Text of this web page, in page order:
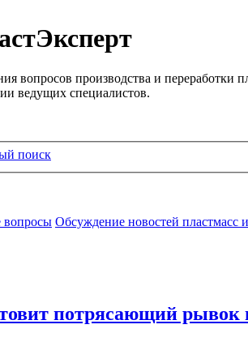
вопросов производства и переработки
ведущих специалистов.
поиск
Обсуждение новостей пластмасс
потрясающий